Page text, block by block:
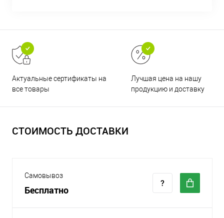
Актуальные сертификаты на
все товары
Лучшая цена на нашу
продукцию и доставку
СТОИМОСТЬ ДОСТАВКИ
Самовывоз
Бесплатно